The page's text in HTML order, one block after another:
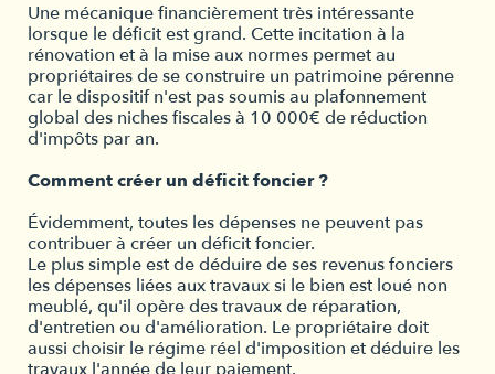
Une mécanique financièrement très intéressante
lorsque le déficit est grand. Cette incitation à la
rénovation et à la mise aux normes permet au
propriétaires de se construire un patrimoine pérenne
car le dispositif n'est pas soumis au plafonnement
global des niches fiscales à 10 000€ de réduction
d'impôts par an.
Comment créer un déficit foncier ?
Évidemment, toutes les dépenses ne peuvent pas
contribuer à créer un déficit foncier.
Le plus simple est de déduire de ses revenus fonciers
les dépenses liées aux travaux si le bien est loué non
meublé, qu'il opère des travaux de réparation,
d'entretien ou d'amélioration. Le propriétaire doit
aussi choisir le régime réel d'imposition et déduire les